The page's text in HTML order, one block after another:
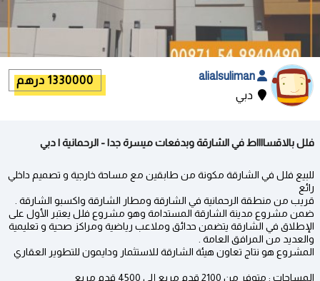
دبي
1330000 درهم
فلل بالاقسااااط في الشارقة وبدفعات ميسرة جدا - الرحمانية | دبي
للبيع فلل في الشارقة مكونة من طابقين مع مساحة خارجية و تصميم داخلي
رائع
قريب من منطقة الرحمانية في الشارقة ومطار الشارقة واكسبو الشارقة .
ضمن مشروع مدينة الشارقة المستدامة وهو مشروع فلل يعتبر الأول على
الإطلاق في الشارقة يتضمن حدائق وملاعب رياضية ومراكز صحية و تعليمية
والعديد من المرافق العامة .
المشروع هو نتاج تعاون هيئة الشارقة للاستثمار ودايمون للتطوير العقاري
المساحات : متوفر من 2100 قدم مربع إلى 4500 قدم مربع